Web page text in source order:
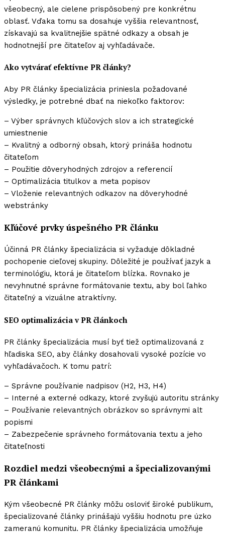
všeobecný, ale cielene prispôsobený pre konkrétnu
oblasť. Vďaka tomu sa dosahuje vyššia relevantnosť,
získavajú sa kvalitnejšie spätné odkazy a obsah je
hodnotnejší pre čitateľov aj vyhľadávače.
Ako vytvárať efektívne PR články?
Aby PR články špecializácia priniesla požadované
výsledky, je potrebné dbať na niekoľko faktorov:
– Výber správnych kľúčových slov a ich strategické
umiestnenie
– Kvalitný a odborný obsah, ktorý prináša hodnotu
čitateľom
– Použitie dôveryhodných zdrojov a referencií
– Optimalizácia titulkov a meta popisov
– Vloženie relevantných odkazov na dôveryhodné
webstránky
Kľúčové prvky úspešného PR článku
Účinná PR články špecializácia si vyžaduje dôkladné
pochopenie cieľovej skupiny. Dôležité je používať jazyk a
terminológiu, ktorá je čitateľom blízka. Rovnako je
nevyhnutné správne formátovanie textu, aby bol ľahko
čitateľný a vizuálne atraktívny.
SEO optimalizácia v PR článkoch
PR články špecializácia musí byť tiež optimalizovaná z
hľadiska SEO, aby články dosahovali vysoké pozície vo
vyhľadávačoch. K tomu patrí:
– Správne používanie nadpisov (H2, H3, H4)
– Interné a externé odkazy, ktoré zvyšujú autoritu stránky
– Používanie relevantných obrázkov so správnymi alt
popismi
– Zabezpečenie správneho formátovania textu a jeho
čitateľnosti
Rozdiel medzi všeobecnými a špecializovanými
PR článkami
Kým všeobecné PR články môžu osloviť široké publikum,
špecializované články prinášajú vyššiu hodnotu pre úzko
zameranú komunitu. PR články špecializácia umožňuje